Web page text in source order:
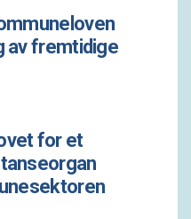
av fremtidige
for et